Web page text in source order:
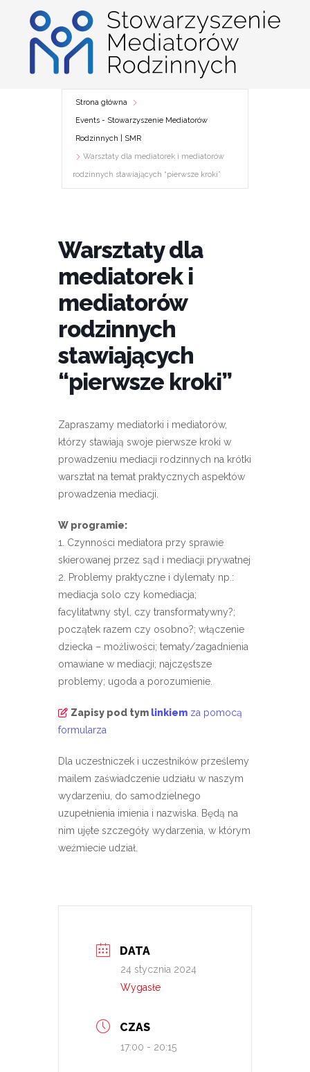
Strona główna
Events - Stowarzyszenie Mediatorów
Rodzinnych | SMR
Warsztaty dla mediatorek i mediatorów
rodzinnych stawiających “pierwsze kroki”
Warsztaty dla
mediatorek i
mediatorów
rodzinnych
stawiających
“pierwsze kroki”
Zapraszamy mediatorki i mediatorów,
którzy stawiają swoje pierwsze kroki w
prowadzeniu mediacji rodzinnych na krótki
warsztat na temat praktycznych aspektów
prowadzenia mediacji.
W programie:
1. Czynności mediatora przy sprawie
skierowanej przez sąd i mediacji prywatnej
2. Problemy praktyczne i dylematy np.:
mediacja solo czy komediacja;
facylitatwny styl, czy transformatywny?;
początek razem czy osobno?; włączenie
dziecka – możliwości; tematy/zagadnienia
omawiane w mediacji; najczęstsze
problemy; ugoda a porozumienie.
Zapisy pod tym linkiem za pomocą
formularza
Dla uczestniczek i uczestników prześlemy
mailem zaświadczenie udziału w naszym
wydarzeniu, do samodzielnego
uzupełnienia imienia i nazwiska. Będą na
nim ujęte szczegóły wydarzenia, w którym
weźmiecie udział.
DATA
24 stycznia 2024
Wygasłe
CZAS
17:00 - 20:15